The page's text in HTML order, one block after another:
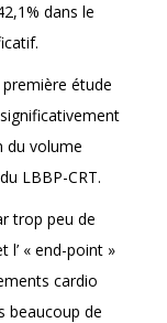
dans le
première étude
du volume
LBBP-CRT.
trop peu de
l’ « end-point »
cardio
beaucoup de